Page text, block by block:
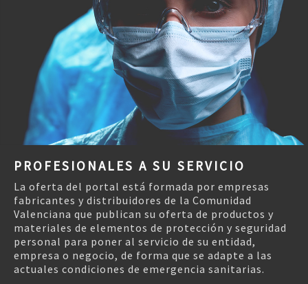
PROFESIONALES A SU SERVICIO
La oferta del portal está formada por empresas
fabricantes y distribuidores de la Comunidad
Valenciana que publican su oferta de productos y
materiales de elementos de protección y seguridad
personal para poner al servicio de su entidad,
empresa o negocio, de forma que se adapte a las
actuales condiciones de emergencia sanitarias.